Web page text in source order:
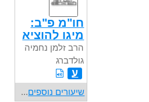
חו"מ פ"ב:
מיגו להוציא
הרב זלמן נחמיה
גולדברג
ע
שיעורים נוספים...